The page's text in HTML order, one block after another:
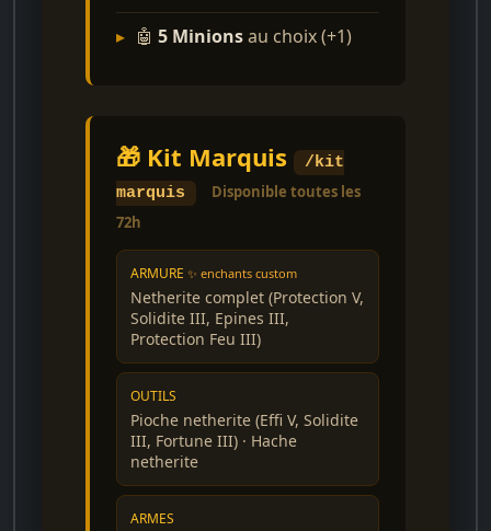
▸ 🤖 5 Minionsau choix (+1)
🎁 Kit Marquis
/kit
marquis
Disponible toutes les
72h
ARMURE ✨ enchants custom
Netherite complet (Protection V,
Solidite III, Epines III,
Protection Feu III)
OUTILS
Pioche netherite (Effi V, Solidite
III, Fortune III) · Hache
netherite
ARMES